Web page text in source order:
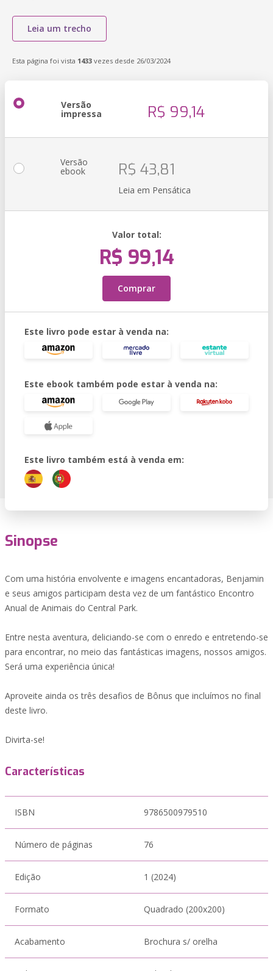
Leia um trecho
Esta página foi vista 1433 vezes desde 26/03/2024
Versão
impressa R$ 99,14
Versão
ebook R$ 43,81
Leia em Pensática
Valor total:
R$ 99,14
Comprar
Este livro pode estar à venda na:
Este ebook também pode estar à venda na:
Este livro também está à venda em:
Sinopse
Com uma história envolvente e imagens encantadoras, Benjamin
e seus amigos participam desta vez de um fantástico Encontro
Anual de Animais do Central Park.
Entre nesta aventura, deliciando-se com o enredo e entretendo-se
para encontrar, no meio das fantásticas imagens, nossos amigos.
Será uma experiência única!
Aproveite ainda os três desafios de Bônus que incluímos no final
deste livro.
Divirta-se!
Características
ISBN 9786500979510
Número de páginas 76
Edição 1 (2024)
Formato Quadrado (200x200)
Acabamento Brochura s/ orelha